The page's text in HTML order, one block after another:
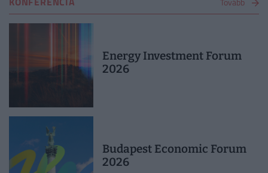
Energy Investment Forum
2026
Budapest Economic Forum
2026